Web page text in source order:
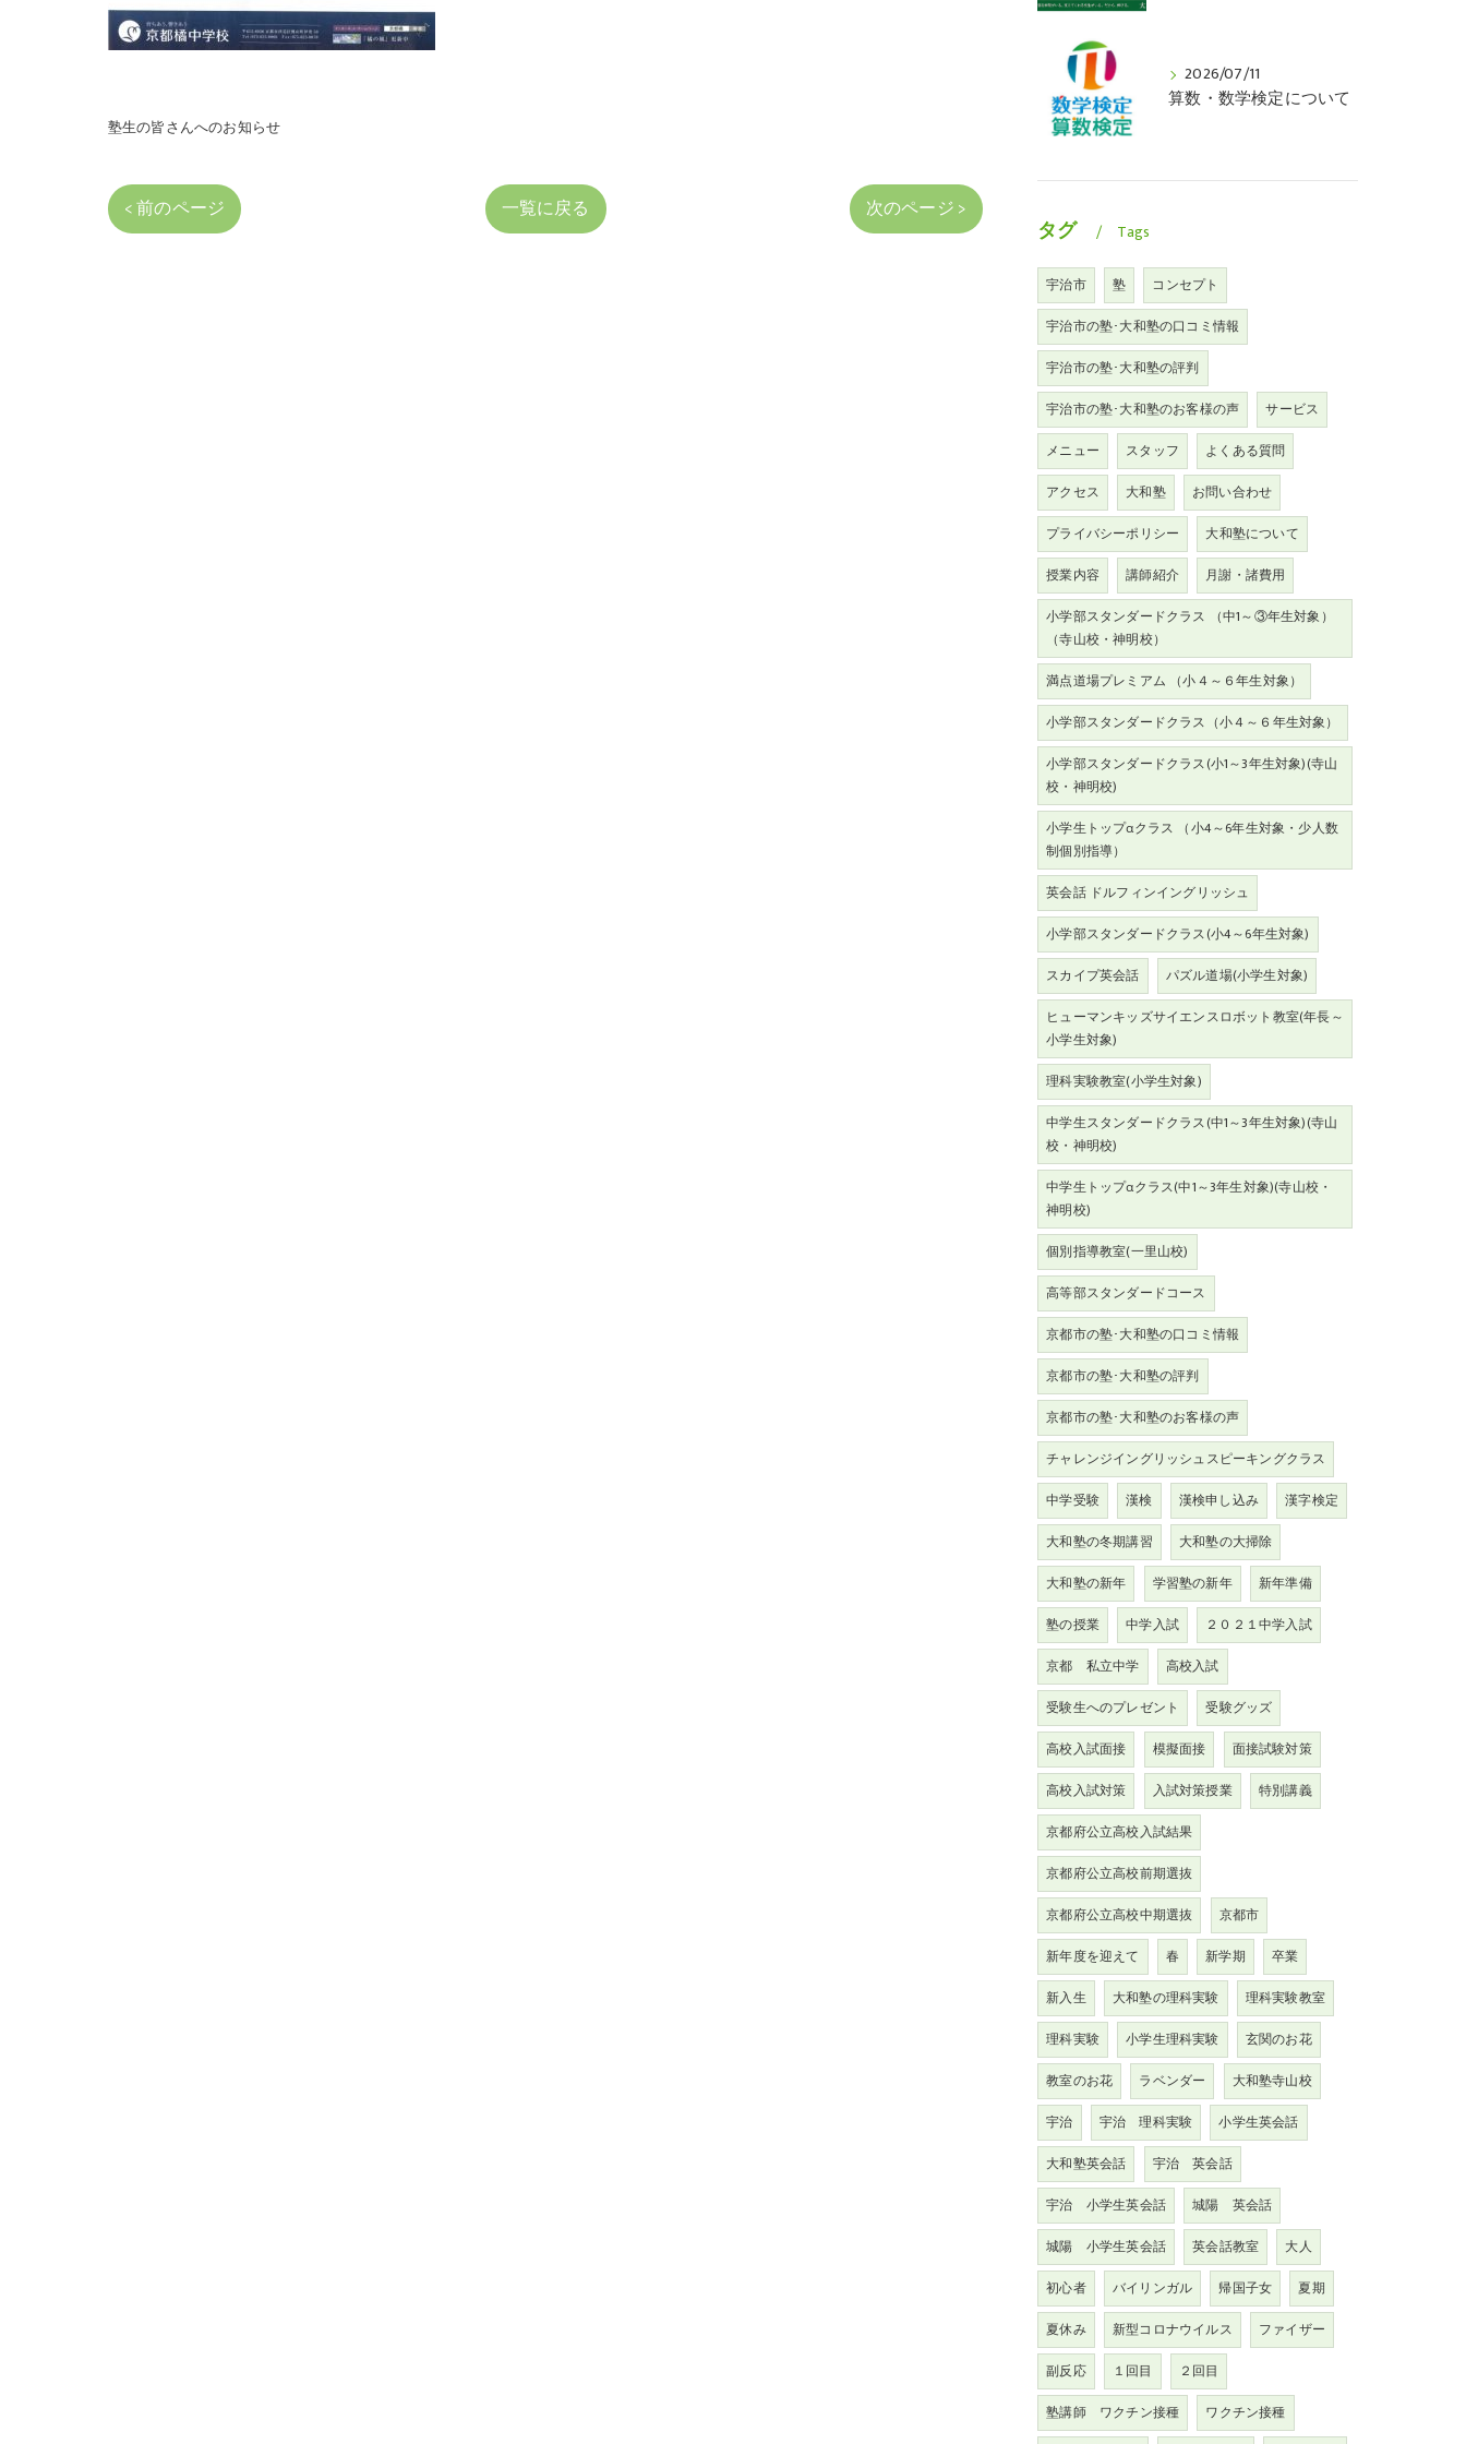
塾生の皆さんへのお知らせ
< 前のページ 一覧に戻る 次のページ >
2026/07/11
算数・数学検定について
タグ Tags
宇治市 塾
コンセプト
宇治市の塾･大和塾の口コミ情報
宇治市の塾･大和塾の評判
宇治市の塾･大和塾のお客様の声
サービス
メニュー
スタッフ
よくある質問
アクセス
大和塾
お問い合わせ
プライバシーポリシー
大和塾について
授業内容
講師紹介
月謝・諸費用
小学部スタンダードクラス （中1～③年生対象）
（寺山校・神明校）
満点道場プレミアム （小４～６年生対象）
小学部スタンダードクラス（小４～６年生対象）
小学部スタンダードクラス(小1～3年生対象)(寺山
校・神明校)
小学生トップαクラス （小4～6年生対象・少人数
制個別指導）
英会話 ドルフィンイングリッシュ
小学部スタンダードクラス(小4～6年生対象)
スカイプ英会話
パズル道場(小学生対象)
ヒューマンキッズサイエンスロボット教室(年長～
小学生対象)
理科実験教室(小学生対象)
中学生スタンダードクラス(中1～3年生対象)(寺山
校・神明校)
中学生トップαクラス(中1～3年生対象)(寺山校・
神明校)
個別指導教室(一里山校)
高等部スタンダードコース
京都市の塾･大和塾の口コミ情報
京都市の塾･大和塾の評判
京都市の塾･大和塾のお客様の声
チャレンジイングリッシュスピーキングクラス
中学受験
漢検 漢検申し込み
漢字検定
大和塾の冬期講習
大和塾の大掃除
大和塾の新年
学習塾の新年
新年準備
塾の授業
中学入試
２０２１中学入試
京都 私立中学
高校入試
受験生へのプレゼント
受験グッズ
高校入試面接
模擬面接
面接試験対策
高校入試対策
入試対策授業
特別講義
京都府公立高校入試結果
京都府公立高校前期選抜
京都府公立高校中期選抜
京都市
新年度を迎えて
春 新学期
卒業
新入生
大和塾の理科実験
理科実験教室
理科実験
小学生理科実験
玄関のお花
教室のお花
ラベンダー
大和塾寺山校
宇治
宇治 理科実験
小学生英会話
大和塾英会話
宇治 英会話
宇治 小学生英会話
城陽 英会話
城陽 小学生英会話
英会話教室
大人
初心者
バイリンガル 帰国子女
夏期
夏休み
新型コロナウイルス
ファイザー
副反応
１回目
２回目
塾講師 ワクチン接種
ワクチン接種